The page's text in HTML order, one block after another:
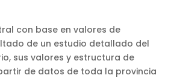
con base en valores de
de un estudio detallado del
sus valores y estructura de
de datos de toda la provincia